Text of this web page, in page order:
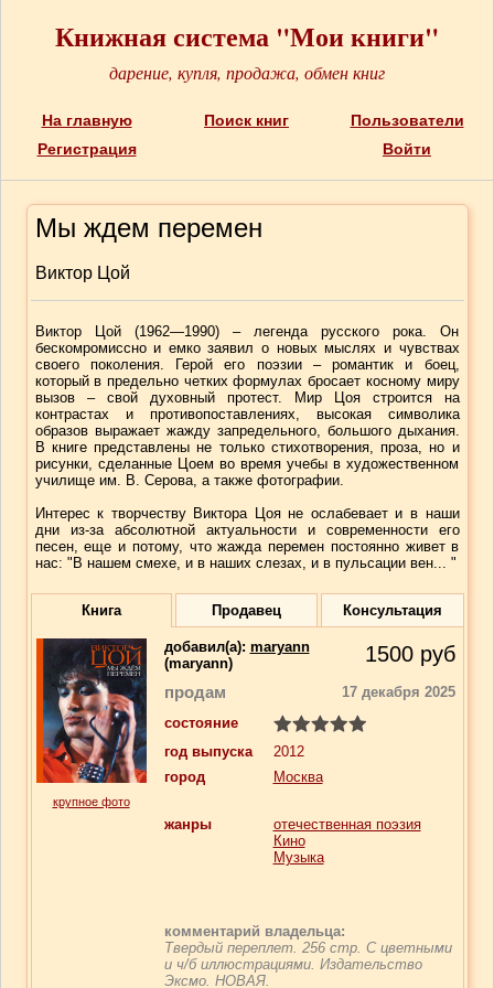
Книжная система "Мои книги"
дарение, купля, продажа, обмен книг
На главную Поиск книг
Пользователи
Регистрация
Войти
Мы ждем перемен
Виктор Цой
Виктор Цой (1962—1990) – легенда русского рока. Он
бескомромиссно и емко заявил о новых мыслях и чувствах
своего поколения. Герой его поэзии – романтик и боец,
который в предельно четких формулах бросает косному миру
вызов – свой духовный протест. Мир Цоя строится на
контрастах и противопоставлениях, высокая символика
образов выражает жажду запредельного, большого дыхания.
В книге представлены не только стихотворения, проза, но и
рисунки, сделанные Цоем во время учебы в художественном
училище им. В. Серова, а также фотографии.
Интерес к творчеству Виктора Цоя не ослабевает и в наши
дни из-за абсолютной актуальности и современности его
песен, еще и потому, что жажда перемен постоянно живет в
нас: "В нашем смехе, и в наших слезах, и в пульсации вен... "
Книга Продавец Консультация
крупное фото
добавил(a): maryann
(maryann)
1500 руб
продам
17 декабря 2025
состояние
год выпуска
2012
город
Москва
жанры
отечественная поэзия
Кино
Музыка
комментарий владельца:
Твердый переплет. 256 стр. С цветными
и ч/б иллюстрациями. Издательство
Эксмо. НОВАЯ.